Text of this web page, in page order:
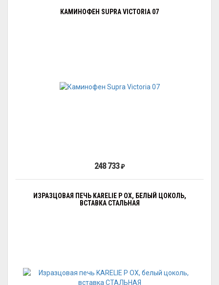
КАМИНОФЕН SUPRA VICTORIA 07
248 733₽
ИЗРАЗЦОВАЯ ПЕЧЬ KARELIE P OX, БЕЛЫЙ ЦОКОЛЬ,
ВСТАВКА СТАЛЬНАЯ